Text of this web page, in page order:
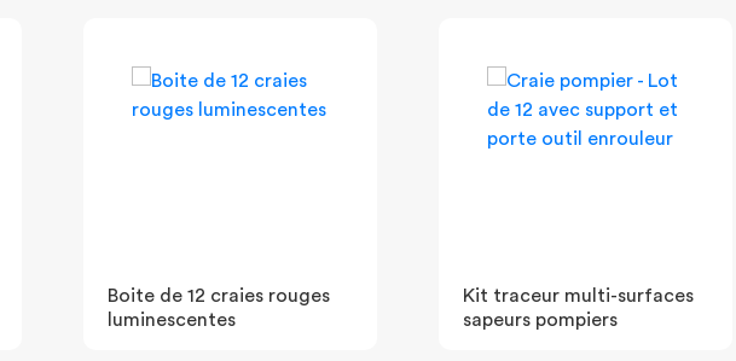
Boite de 12 craies rouges
luminescentes
Kit traceur multi-surfaces
sapeurs pompiers